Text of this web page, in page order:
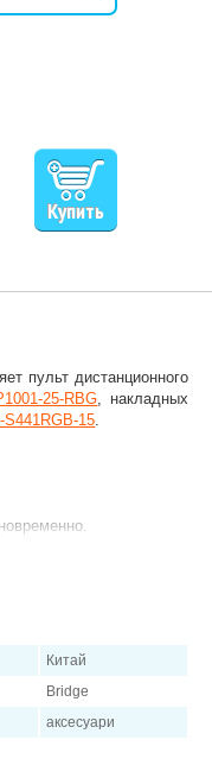
пульт дистанционного
25-RBG, накладных
S441RGB-15.
освещения пультом
лампы.
Китай
Bridge
аксесуари